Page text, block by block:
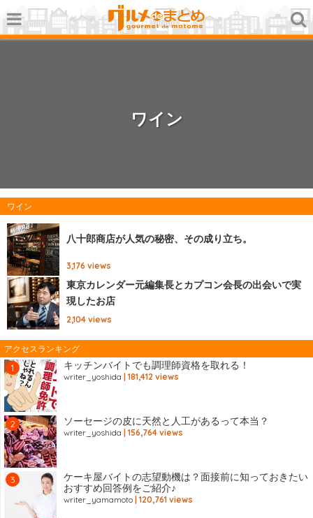
ワイン
ワイン
八十郎商店が人気の秘密、その成り立ち。
3,176 views
東京カレンダー元編集長とカプコン会長の出会いで実
現したお店
2,104 views
アクセスランキング
キッチンバイトでも調理師資格を取れる！
writer_yoshida | 181,412 views
ソーセージの皮に天然と人工があるって本当？
writer_yoshida | 156,764 views
ケーキ屋バイトの志望動機は？面接前に知っておきたい
おすすめ回答例をご紹介♪
writer_yamamoto | 120,761 views